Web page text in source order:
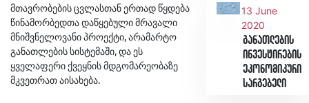
მთავრობების ცვლასთან ერთად წყდება
წინამორბედთა დაწყებული მრავალი
მნიშვნელოვანი პროექტი, არამარტო
განათლების სისტემაში, და ეს
ყველაფერი ქვეყნის მდგომარეობაზე
მკვეთრათ აისახება.
13 June
2020
განათლების
ინვესტირების
ეკონომიკური
სარგებელი